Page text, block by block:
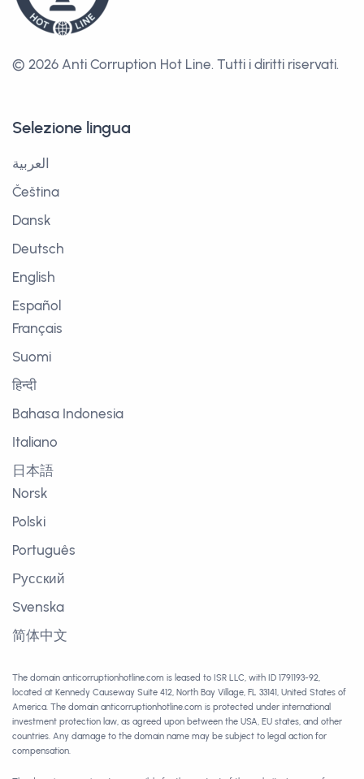
© 2026 Anti Corruption Hot Line. Tutti i diritti riservati.
Selezione lingua
العربية
Čeština
Dansk
Deutsch
English
Español
Français
Suomi
हिन्दी
Bahasa Indonesia
Italiano
日本語
Norsk
Polski
Português
Русский
Svenska
简体中文
The domain anticorruptionhotline.com is leased to ISR LLC, with ID 1791193-92,
located at Kennedy Causeway Suite 412, North Bay Village, FL 33141, United States of
America. The domain anticorruptionhotline.com is protected under international
investment protection law, as agreed upon between the USA, EU states, and other
countries. Any damage to the domain name may be subject to legal action for
compensation.